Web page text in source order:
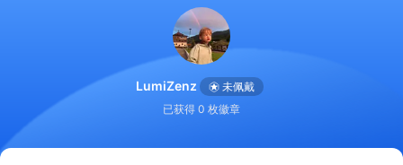
LumiZenz
未佩戴
已获得 0 枚徽章